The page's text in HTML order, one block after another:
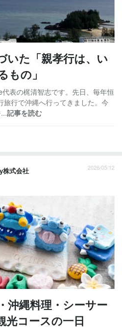
いた「親孝行は、い
もの」
表の梶清智志です。先日、毎年恒
行で沖縄へ行ってきました。今
記事を読む
式会社 2026/05/12
沖縄料理・シーサー
光コースの一日